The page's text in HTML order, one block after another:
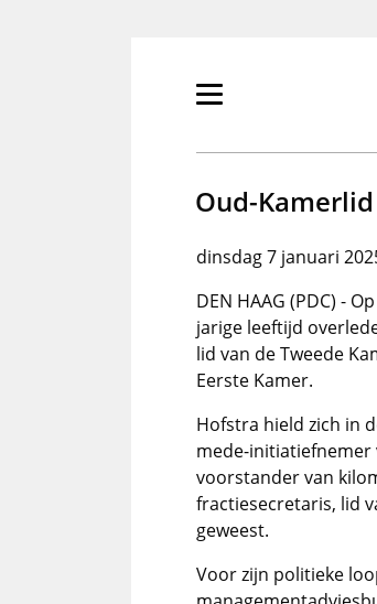
Primair
tonen/verbergen
Oud-
dinsdag 7 januari
DEN HAAG (PDC) -
jarige leeftijd
lid van de Tweede
Eerste Kamer.
Hofstra hield zich in
mede-initiatiefnemer
voorstander van
fractiesecretaris, lid
geweest.
Voor zijn politieke